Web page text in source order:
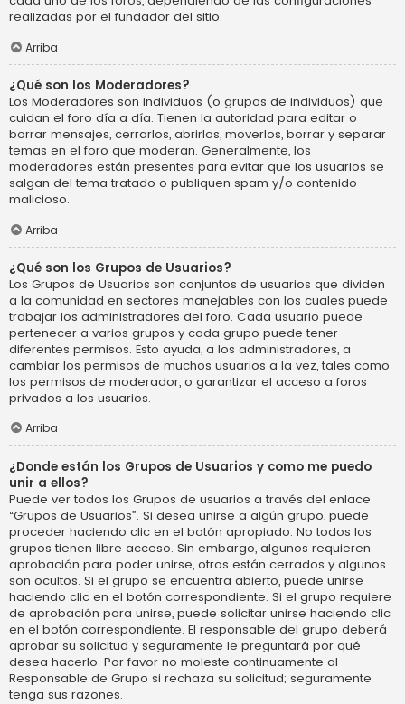
realizadas por el fundador del sitio.
Arriba
¿Qué son los Moderadores?
Los Moderadores son individuos (o grupos de individuos) que
cuidan el foro día a día. Tienen la autoridad para editar o
borrar mensajes, cerrarlos, abrirlos, moverlos, borrar y separar
temas en el foro que moderan. Generalmente, los
moderadores están presentes para evitar que los usuarios se
salgan del tema tratado o publiquen spam y/o contenido
malicioso.
Arriba
¿Qué son los Grupos de Usuarios?
Los Grupos de Usuarios son conjuntos de usuarios que dividen
a la comunidad en sectores manejables con los cuales puede
trabajar los administradores del foro. Cada usuario puede
pertenecer a varios grupos y cada grupo puede tener
diferentes permisos. Esto ayuda, a los administradores, a
cambiar los permisos de muchos usuarios a la vez, tales como
los permisos de moderador, o garantizar el acceso a foros
privados a los usuarios.
Arriba
¿Donde están los Grupos de Usuarios y como me puedo
unir a ellos?
Puede ver todos los Grupos de usuarios a través del enlace
“Grupos de Usuarios”. Si desea unirse a algún grupo, puede
proceder haciendo clic en el botón apropiado. No todos los
grupos tienen libre acceso. Sin embargo, algunos requieren
aprobación para poder unirse, otros están cerrados y algunos
son ocultos. Si el grupo se encuentra abierto, puede unirse
haciendo clic en el botón correspondiente. Si el grupo requiere
de aprobación para unirse, puede solicitar unirse haciendo clic
en el botón correspondiente. El responsable del grupo deberá
aprobar su solicitud y seguramente le preguntará por qué
desea hacerlo. Por favor no moleste continuamente al
Responsable de Grupo si rechaza su solicitud; seguramente
tenga sus razones.